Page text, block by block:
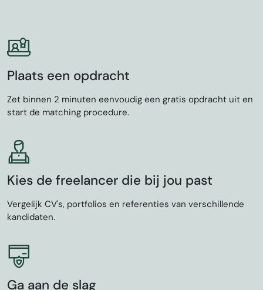
Plaats een opdracht
Zet binnen 2 minuten eenvoudig een gratis opdracht uit en
start de matching procedure.
Kies de freelancer die bij jou past
Vergelijk CV's, portfolios en referenties van verschillende
kandidaten.
Ga aan de slag